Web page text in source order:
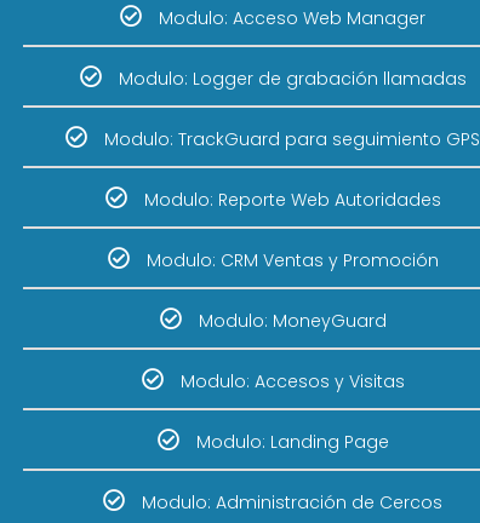
Modulo: Acceso Web Manager
Modulo: Logger de grabación llamadas
Modulo: TrackGuard para seguimiento GPS
Modulo: Reporte Web Autoridades
Modulo: CRM Ventas y Promoción
Modulo: MoneyGuard
Modulo: Accesos y Visitas
Modulo: Landing Page
Modulo: Administración de Cercos